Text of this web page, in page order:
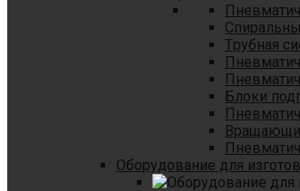
Tрубная
Блоки
Оборудование для